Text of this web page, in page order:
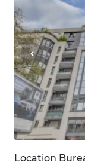
Location